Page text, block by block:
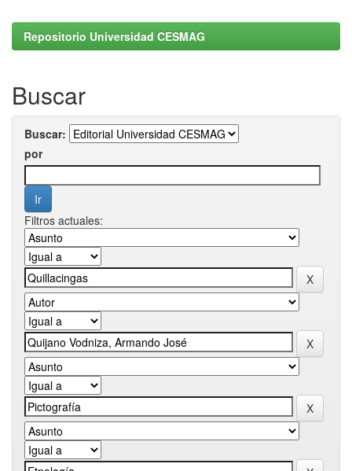
Repositorio Universidad CESMAG
Buscar
Buscar:
por
Filtros actuales: